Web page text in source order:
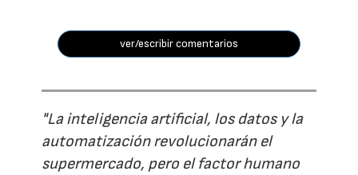
ver/escribir comentarios
"La inteligencia artificial, los datos y la
automatización revolucionarán el
supermercado, pero el factor humano